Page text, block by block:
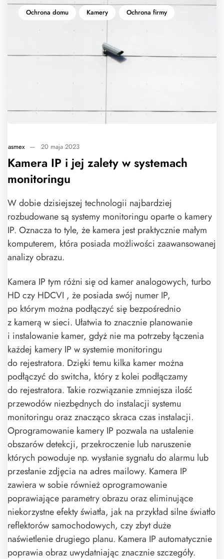
Ochrona domu Kamery Ochrona firmy
asmex — 20 maja 2023
Kamera IP i jej zalety w systemach
monitoringu
W dobie dzisiejszej technologii najbardziej
rozbudowane są systemy monitoringu oparte o kamery
IP. Oznacza to tyle, że kamera jest praktycznie małym
komputerem, która posiada możliwości zaawansowanej
analizy obrazu.
Kamera IP tym różni się od kamer analogowych, turbo
HD czy HDCVI , że posiada swój numer IP,
po którym można podłączyć się bezpośrednio
z kamerą w sieci. Ułatwia to znacznie planowanie
i instalowanie kamer, gdyż nie ma potrzeby łączenia
każdej kamery IP w systemie monitoringu
do rejestratora. Dzięki temu kilka kamer można
podłączyć do switcha, który z kolei podłączamy
do rejestratora. Takie rozwiązanie zmniejsza ilość
przewodów niezbędnych do instalacji systemu
monitoringu oraz znacząco skraca czas instalacji.
Oprogramowanie kamery IP pozwala na ustalenie
obszarów detekcji, przekroczenie lub naruszenie
których powoduje np. wysłanie sygnału do alarmu lub
przesłanie zdjęcia na adres mailowy. Kamera IP
zawiera w sobie również oprogramowanie
poprawiające parametry obrazu oraz eliminujące
niekorzystne efekty światła, jak na przykład silne światło
reflektorów samochodowych, czy zbyt duże
naświetlenie drugiego planu. Kamera IP automatycznie
poprawia obraz uwydatniając znacznie szczegóły.